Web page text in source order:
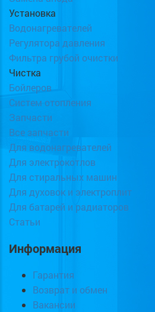
Установка
Водонагревателей
Регулятора давления
Фильтра грубой очистки
Чистка
Бойлеров
Систем отопления
Запчасти
Все запчасти
Для водонагревателей
Для электрокотлов
Для стиральных машин
Для духовок и электроплит
Для батарей и радиаторов
Статьи
Информация
Гарантия
Возврат и обмен
Вакансии